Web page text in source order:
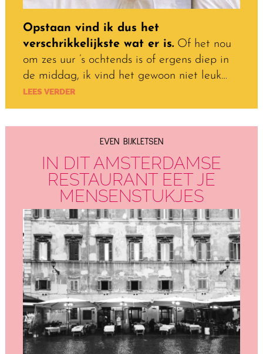
Opstaan vind ik dus het
verschrikkelijkste wat er is.Of het nou
om zes uur ’s ochtends is of ergens diep in
de middag, ik vind het gewoon niet leuk…
LEES VERDER
EVEN BIJKLETSEN
IN DIT AMSTERDAMSE
RESTAURANT EET JE
MENSENSTUKJES